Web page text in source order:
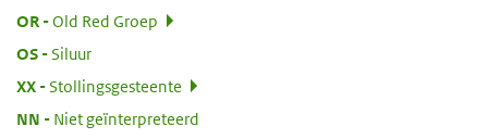
OR:
Old Red Groep
OS:
Siluur
XX:
Stollingsgesteente
NN
Niet geïnterpreteerd